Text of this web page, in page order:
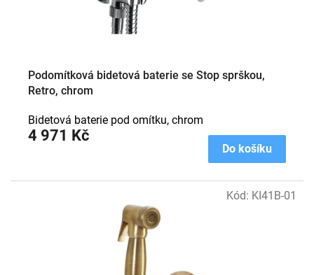
Podomítková bidetová baterie se Stop sprškou,
Retro, chrom
4 971 Kč
Do košíku
Bidetová baterie pod omítku, chrom
Kód: KI41B-01